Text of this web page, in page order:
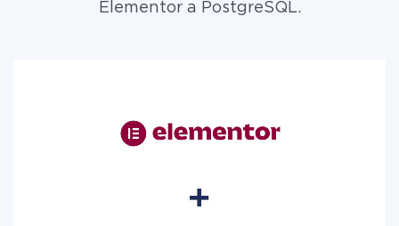
Elementor a PostgreSQL.